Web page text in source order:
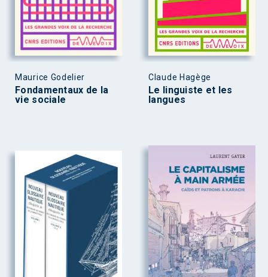
Maurice Godelier
Fondamentaux de la
vie sociale
Claude Hagège
Le linguiste et les
langues